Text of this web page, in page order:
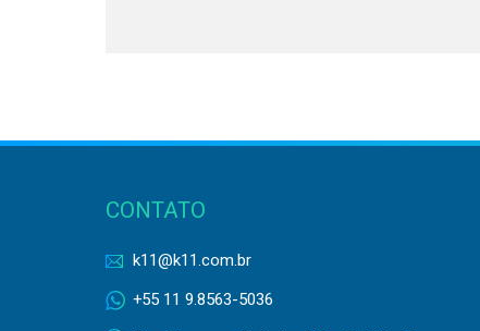
CONTATO
k11@k11.com.br
+55 11 9.8563-5036